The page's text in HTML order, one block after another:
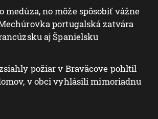
medúza, no môže spôsobiť vážne
portugalská zatvára
aj Španielsku
požiar v Braväcove pohltil
v obci vyhlásili mimoriadnu